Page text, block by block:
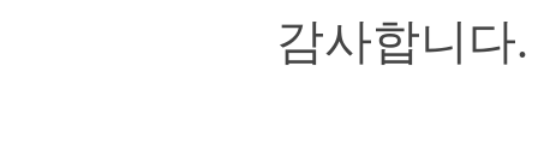
감사합니다.